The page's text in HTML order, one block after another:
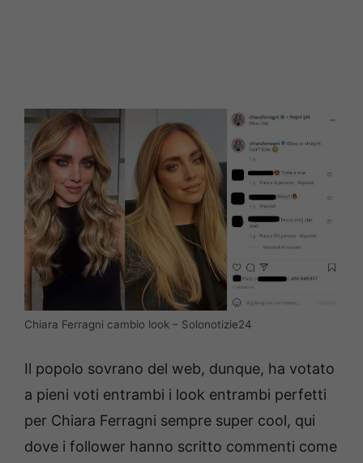
Chiara Ferragni cambio look – Solonotizie24
Il popolo sovrano del web, dunque, ha votato
a pieni voti entrambi i look entrambi perfetti
per Chiara Ferragni sempre super cool, qui
dove i follower hanno scritto commenti come